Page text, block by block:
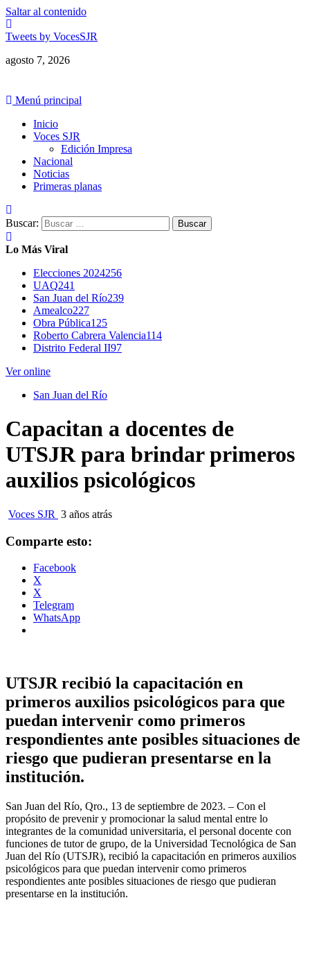
Saltar al contenido
Tweets by VocesSJR
agosto 7, 2026
Menú principal
Inicio
Voces SJR
Edición Impresa
Nacional
Noticias
Primeras planas
Buscar:
Lo Más Viral
Elecciones 2024256
UAQ241
San Juan del Río239
Amealco227
Obra Pública125
Roberto Cabrera Valencia114
Distrito Federal II97
Ver online
San Juan del Río
Capacitan a docentes de
UTSJR para brindar primeros
auxilios psicológicos
Voces SJR 3 años atrás
Comparte esto:
Facebook
X
X
Telegram
WhatsApp
UTSJR recibió la capacitación en
primeros auxilios psicológicos para que
puedan intervenir como primeros
respondientes ante posibles situaciones de
riesgo que pudieran presentarse en la
institución.
San Juan del Río, Qro., 13 de septiembre de 2023. – Con el
propósito de prevenir y promocionar la salud mental entre lo
integrantes de la comunidad universitaria, el personal docente con
funciones de tutor de grupo, de la Universidad Tecnológica de San
Juan del Río (UTSJR), recibió la capacitación en primeros auxilios
psicológicos para que puedan intervenir como primeros
respondientes ante posibles situaciones de riesgo que pudieran
presentarse en la institución.